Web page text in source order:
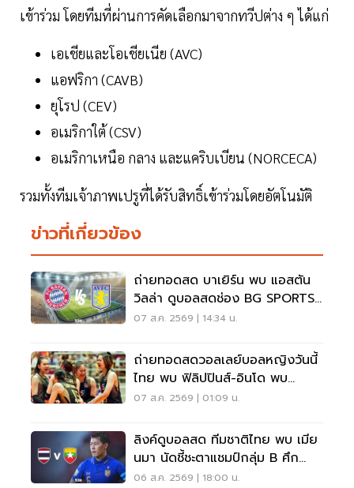
เข้าร่วม โดยทีมที่ผ่านการคัดเลือกมาจากทวีปต่าง ๆ ได้แก่
เอเชียและโอเชียเนีย (AVC)
แอฟริกา (CAVB)
ยุโรป (CEV)
อเมริกาใต้ (CSV)
อเมริกาเหนือ กลาง และแคริบเบียน (NORCECA)
รวมทั้งทีมเจ้าภาพเปรูที่ได้รับสิทธิ์เข้าร่วมโดยอัตโนมัติ
ข่าวที่เกี่ยวข้อง
ถ่ายทอดสด บาเยิร์น พบ แอสตัน
วิลล่า ดูบอลสดช่อง BG SPORTS
เวลา 19.00 น.
07 ส.ค. 2569 | 14:34 น.
ถ่ายทอดสดวอลเลย์บอลหญิงวันนี้
ไทย พบ ฟิลิปปินส์-อินโด พบ
เวียดนาม SEA V CUP 2026
07 ส.ค. 2569 | 01:09 น.
ลิงค์ดูบอลสด ทีมชาติไทย พบ เมีย
นมา นัดชี้ชะตาแชมป์กลุ่ม B ศึก
ASEAN HYUNDAI CUP 2026
06 ส.ค. 2569 | 18:00 น.